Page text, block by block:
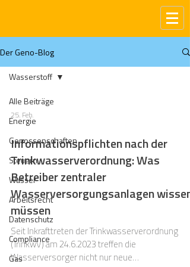
Der Geno-Blog
Alle Beiträge
Energie
Genossenschaften
Steuern
Wasser
Arbeitsrecht
Datenschutz
Compliance
Gas
Wasserstoff
25. Feb.
Informationspflichten nach der
Trinkwasserverordnung: Was
Betreiber zentraler
Wasserversorgungsanlagen wissen
müssen
Seit Inkrafttreten der Trinkwasserverordnung
(TrinkwV) am 24.6.2023 treffen die
Wasserversorger nicht nur neue